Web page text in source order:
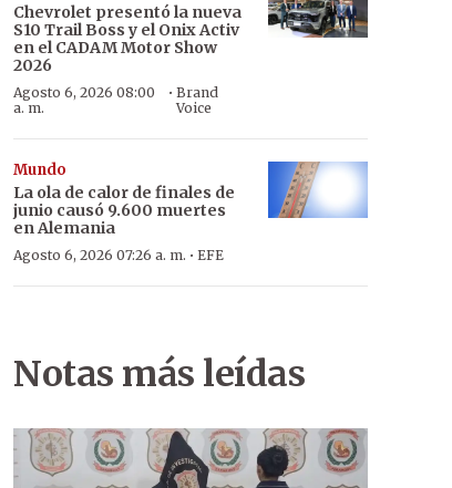
Chevrolet presentó la nueva
S10 Trail Boss y el Onix Activ
en el CADAM Motor Show
2026
Agosto 6, 2026 08:00
a. m.
·Brand
Voice
Mundo
La ola de calor de finales de
junio causó 9.600 muertes
en Alemania
Agosto 6, 2026 07:26 a. m. · EFE
Notas más leídas